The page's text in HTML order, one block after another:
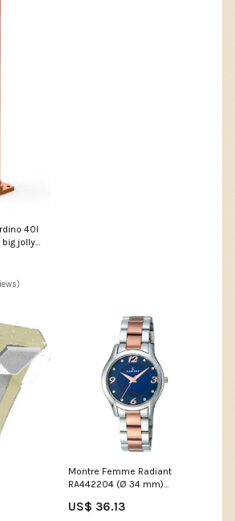
40l
jolly
Montre Femme Radiant
RA442204 (Ø 34 mm)
US$ 36.13